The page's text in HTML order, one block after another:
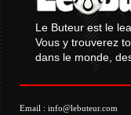
Le Buteur est le
Vous y trouverez
dans le monde,
Email : info@lebuteur.com